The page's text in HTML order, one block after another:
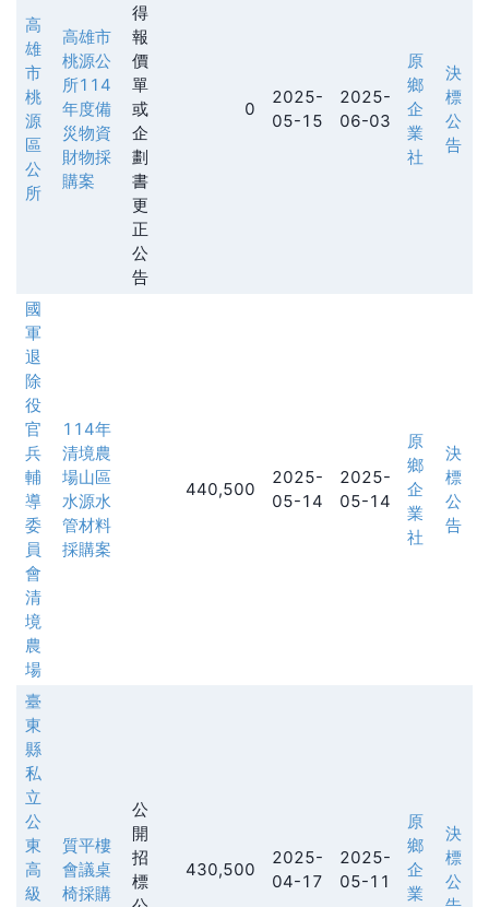
高
雄
市
桃
源
區
公
所
高雄市
桃源公
所114
年度備
災物資
財物採
購案
得
報
價
單
或
企
劃
書
更
正
公
告
0
2025-
05-15
2025-
06-03
原
鄉
企
業
社
決
標
公
告
國
軍
退
除
役
官
兵
輔
導
委
員
會
清
境
農
場
114年
清境農
場山區
水源水
管材料
採購案
440,500
2025-
05-14
2025-
05-14
原
鄉
企
業
社
決
標
公
告
臺
東
縣
私
立
公
東
高
級
質平樓
會議桌
椅採購
公
開
招
標
430,500
2025-
04-17
2025-
05-11
原
鄉
企
業
決
標
公